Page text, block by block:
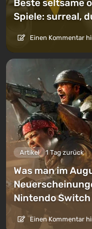
Beste seltsame
Spiele: surreal,
Einen Kommentar
Artikel 1 Tag zurück
Was man im
Nintendo Switch
Einen Kommentar